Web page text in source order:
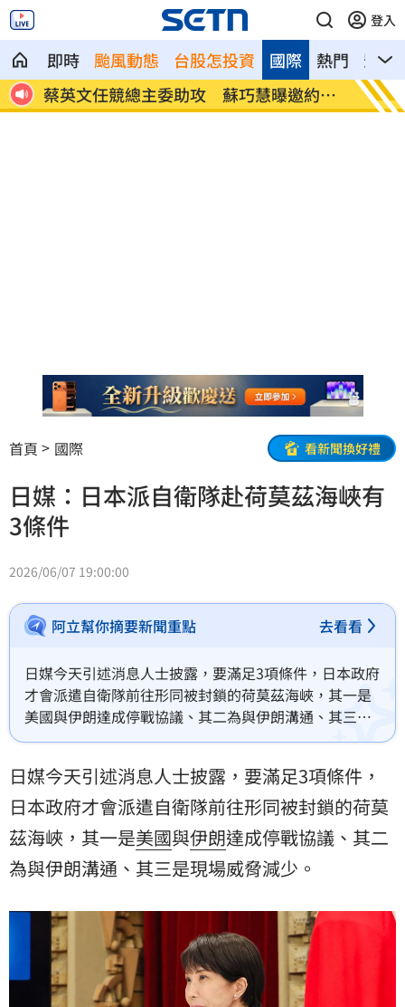
登入
即時 颱風動態 台股怎投資 熱門 影音
國際
通
蔡英文任競總主委助攻 蘇巧慧曝邀約過
程
馬德
共
首頁 國際 看新聞換好禮
日媒：日本派自衛隊赴荷莫茲海峽有
3條件
2026/06/07 19:00:00
阿立幫你摘要新聞重點 去看看
日媒今天引述消息人士披露，要滿足3項條件，日本政府
才會派遣自衛隊前往形同被封鎖的荷莫茲海峽，其一是
美國與伊朗達成停戰協議、其二為與伊朗溝通、其三是
現場威脅減少。
日媒今天引述消息人士披露，要滿足3項條件，
日本政府才會派遣自衛隊前往形同被封鎖的荷莫
茲海峽，其一是美國與伊朗達成停戰協議、其二
為與伊朗溝通、其三是現場威脅減少。